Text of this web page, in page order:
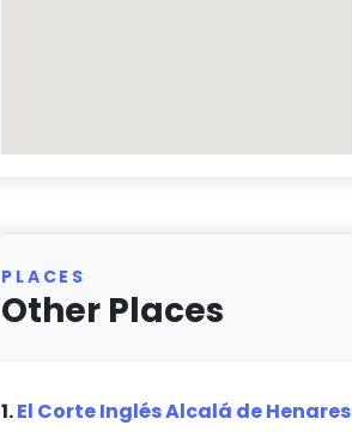
PLACES
Other Places
1.El Corte Inglés Alcalá de Henares